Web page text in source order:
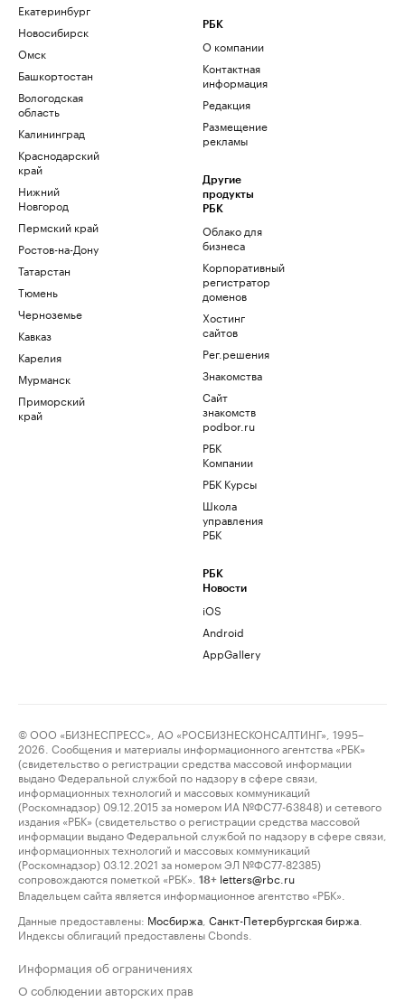
Екатеринбург
Новосибирск
Омск
Башкортостан
Вологодская
область
Калининград
Краснодарский
край
Нижний
Новгород
Пермский край
Ростов-на-Дону
Татарстан
Тюмень
Черноземье
Кавказ
Карелия
Мурманск
Приморский
край
РБК
О компании
Контактная
информация
Редакция
Размещение
рекламы
Другие
продукты
РБК
Облако для
бизнеса
Корпоративный
регистратор
доменов
Хостинг
сайтов
Рег.решения
Знакомства
Сайт
знакомств
podbor.ru
РБК
Компании
РБК Курсы
Школа
управления
РБК
РБК
Новости
iOS
Android
AppGallery
© ООО «БИЗНЕСПРЕСС», АО «РОСБИЗНЕСКОНСАЛТИНГ», 1995–
2026. Сообщения и материалы информационного агентства «РБК»
(свидетельство о регистрации средства массовой информации
выдано Федеральной службой по надзору в сфере связи,
информационных технологий и массовых коммуникаций
(Роскомнадзор) 09.12.2015 за номером ИА №ФС77-63848) и сетевого
издания «РБК» (свидетельство о регистрации средства массовой
информации выдано Федеральной службой по надзору в сфере связи,
информационных технологий и массовых коммуникаций
(Роскомнадзор) 03.12.2021 за номером ЭЛ №ФС77-82385)
сопровождаются пометкой «РБК».
18+ letters@rbc.ru
Владельцем сайта является информационное агентство «РБК».
Данные предоставлены: Мосбиржа Санкт-Петербургская биржа
Индексы облигаций предоставлены Cbonds.
Информация об ограничениях
О соблюдении авторских прав